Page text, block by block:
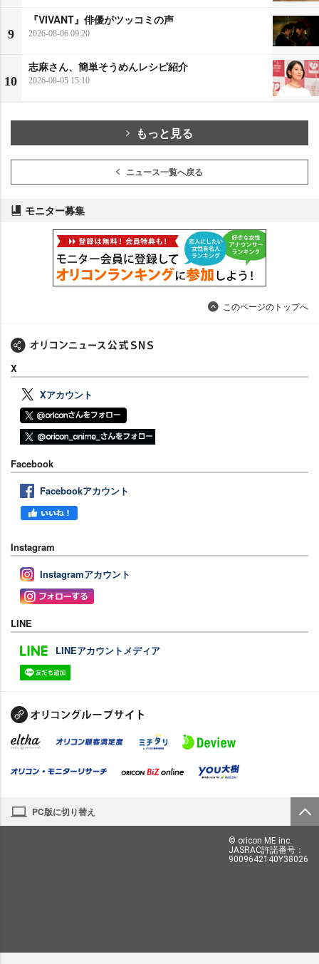
9
『VIVANT』俳優がツッコミの声
2026-08-06 09:20
10
志麻さん、簡単そうめんレシピ紹介
2026-08-05 15:10
もっと見る
ニュース一覧へ戻る
モニター募集
このページのトップへ
X
Xアカウント
Facebook
Facebookアカウント
Instagram
Instagramアカウント
LINE
LINEアカウントメディア
PC版に切り替え
© oricon ME inc.
JASRAC許諾番号：
9009642140Y38026